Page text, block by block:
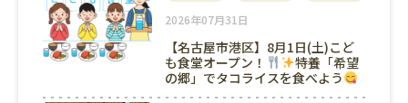
2026年07月31日
【名古屋市港区】8月1日(土)こど
も食堂オープン！
特養「希望
の郷」でタコライスを食べよう